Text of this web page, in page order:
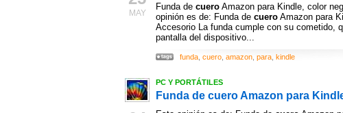
MAY
Funda de cuero Amazon para Kindle, color
opinión es de: Funda de cuero Amazon para
Accesorio La funda cumple con su cometido,
pantalla del dispositivo...
funda cuero amazon para kindle
PC Y PORTÁTILES
Funda de cuero Amazon para